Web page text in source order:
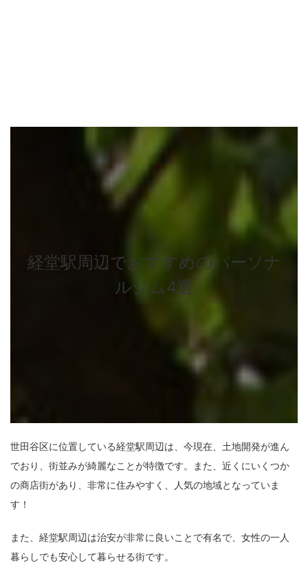
経堂駅周辺でおすすめのパーソナ
ルジム4選
世田谷区に位置している経堂駅周辺は、今現在、土地開発が進ん
でおり、街並みが綺麗なことが特徴です。また、近くにいくつか
の商店街があり、非常に住みやすく、人気の地域となっていま
す！
また、経堂駅周辺は治安が非常に良いことで有名で、女性の一人
暮らしでも安心して暮らせる街です。